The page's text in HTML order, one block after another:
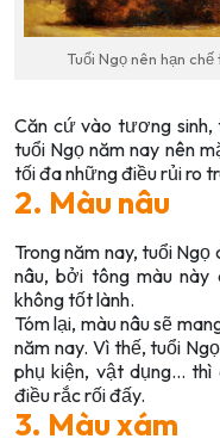
Tuổi Ngọ nên hạn
Căn cứ vào tương
tuổi Ngọ năm nay nên
tối đa những điều rủi ro
2. Màu nâu
Trong năm nay, tuổi
nâu, bởi tông màu này
không tốt lành.
Tóm lại, màu nâu sẽ
năm nay. Vì thế, tuổi
phụ kiện, vật dụng… thì
điều rắc rối đấy.
3. Màu xám